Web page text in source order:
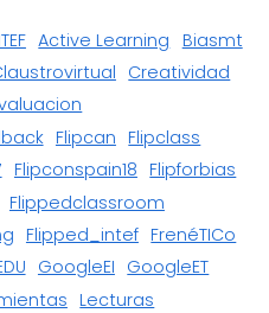
Active Learning
Biasmt
Creatividad
Flipcan Flipclass
Flipconspain18 Flipforbias
Flippedclassroom
Flipped_intef FrenéTICo
GoogleEI GoogleET
Lecturas